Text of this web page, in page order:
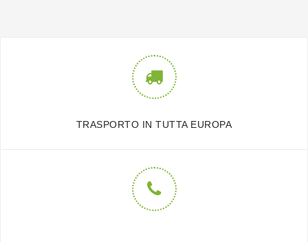
TRASPORTO IN TUTTA EUROPA